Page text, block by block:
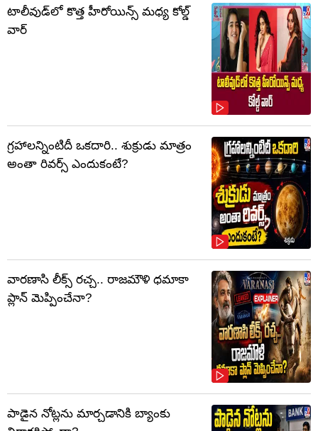
టాలీవుడ్‌లో కొత్త హీరోయిన్స్ మధ్య కోల్డ్
వార్
గ్రహాలన్నింటిదీ ఒకదారి.. శుక్రుడు మాత్రం
అంతా రివర్స్ ఎందుకంటే?
వారణాసి లీక్స్ రచ్చ.. రాజమౌళి ధమాకా
ప్లాన్ మెప్పించేనా?
పాడైన నోట్లను మార్చడానికి బ్యాంకు